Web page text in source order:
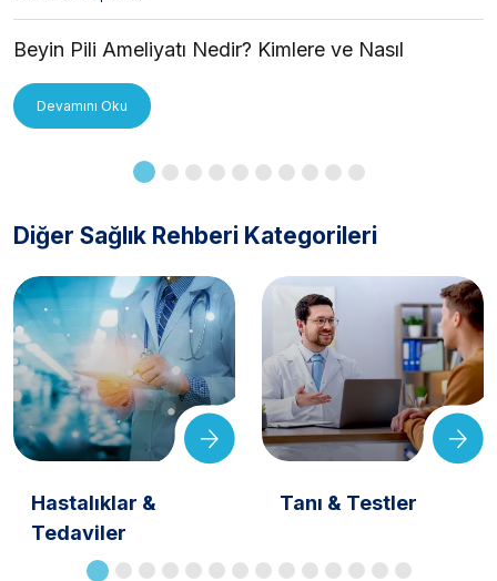
Beyin Pili Ameliyatı Nedir? Kimlere ve Nasıl
Devamını Oku
Diğer Sağlık Rehberi Kategorileri
Hastalıklar &
Tedaviler
Tanı & Testler